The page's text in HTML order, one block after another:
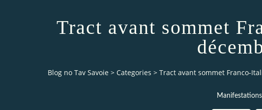
Tract avant sommet
Blog no Tav Savoie > Categories > Tract avant sommet Franco-
Manifestations